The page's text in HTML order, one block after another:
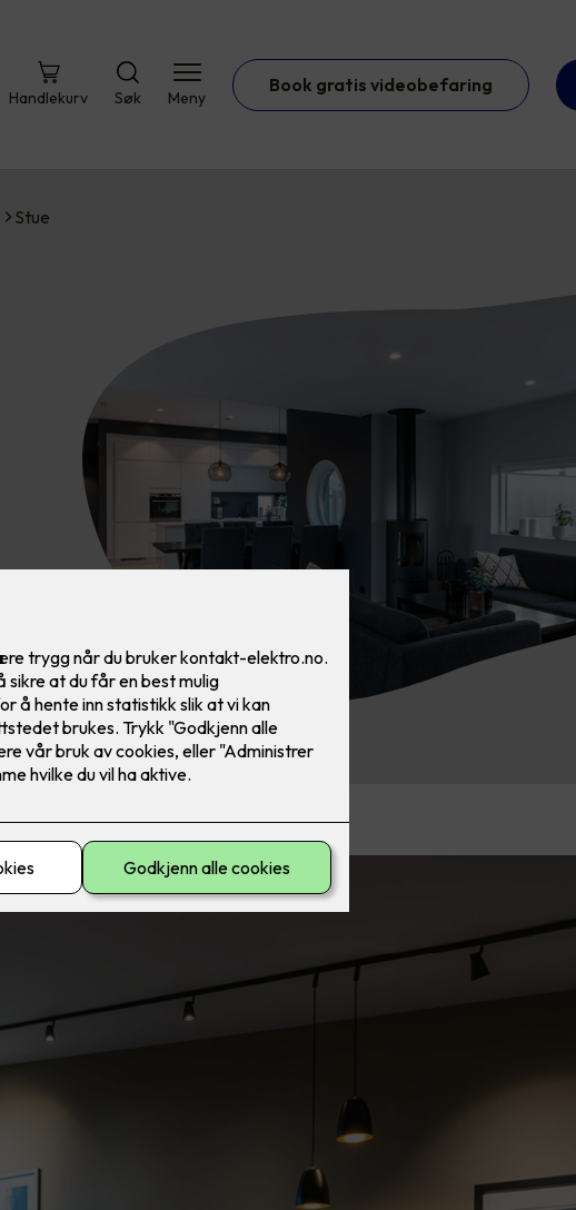
Handlekurv Søk Meny
Book gratis videobefaring
Stue